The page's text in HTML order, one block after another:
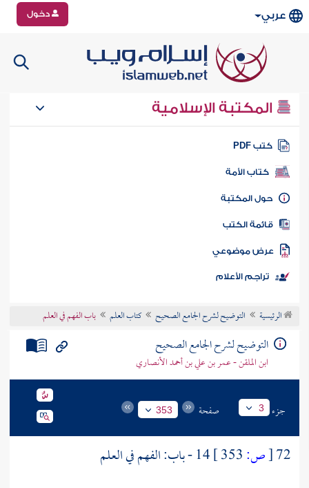
عربي دخول
المكتبة الإسلامية
كتب PDF
كتاب الأمة
المكتبة
الكتب
موضوعي
تراجم الأعلام
الرئيسية التوضيح لشرح الجامع الصحيح كتاب العلم باب الفهم في العلم
التوضيح لشرح الجامع الصحيح
ابن الملقن - عمر بن علي بن أحمد الأنصاري
جزء 3 صفحة 353
72
[ص:
14 - باب: الفهم في العلم